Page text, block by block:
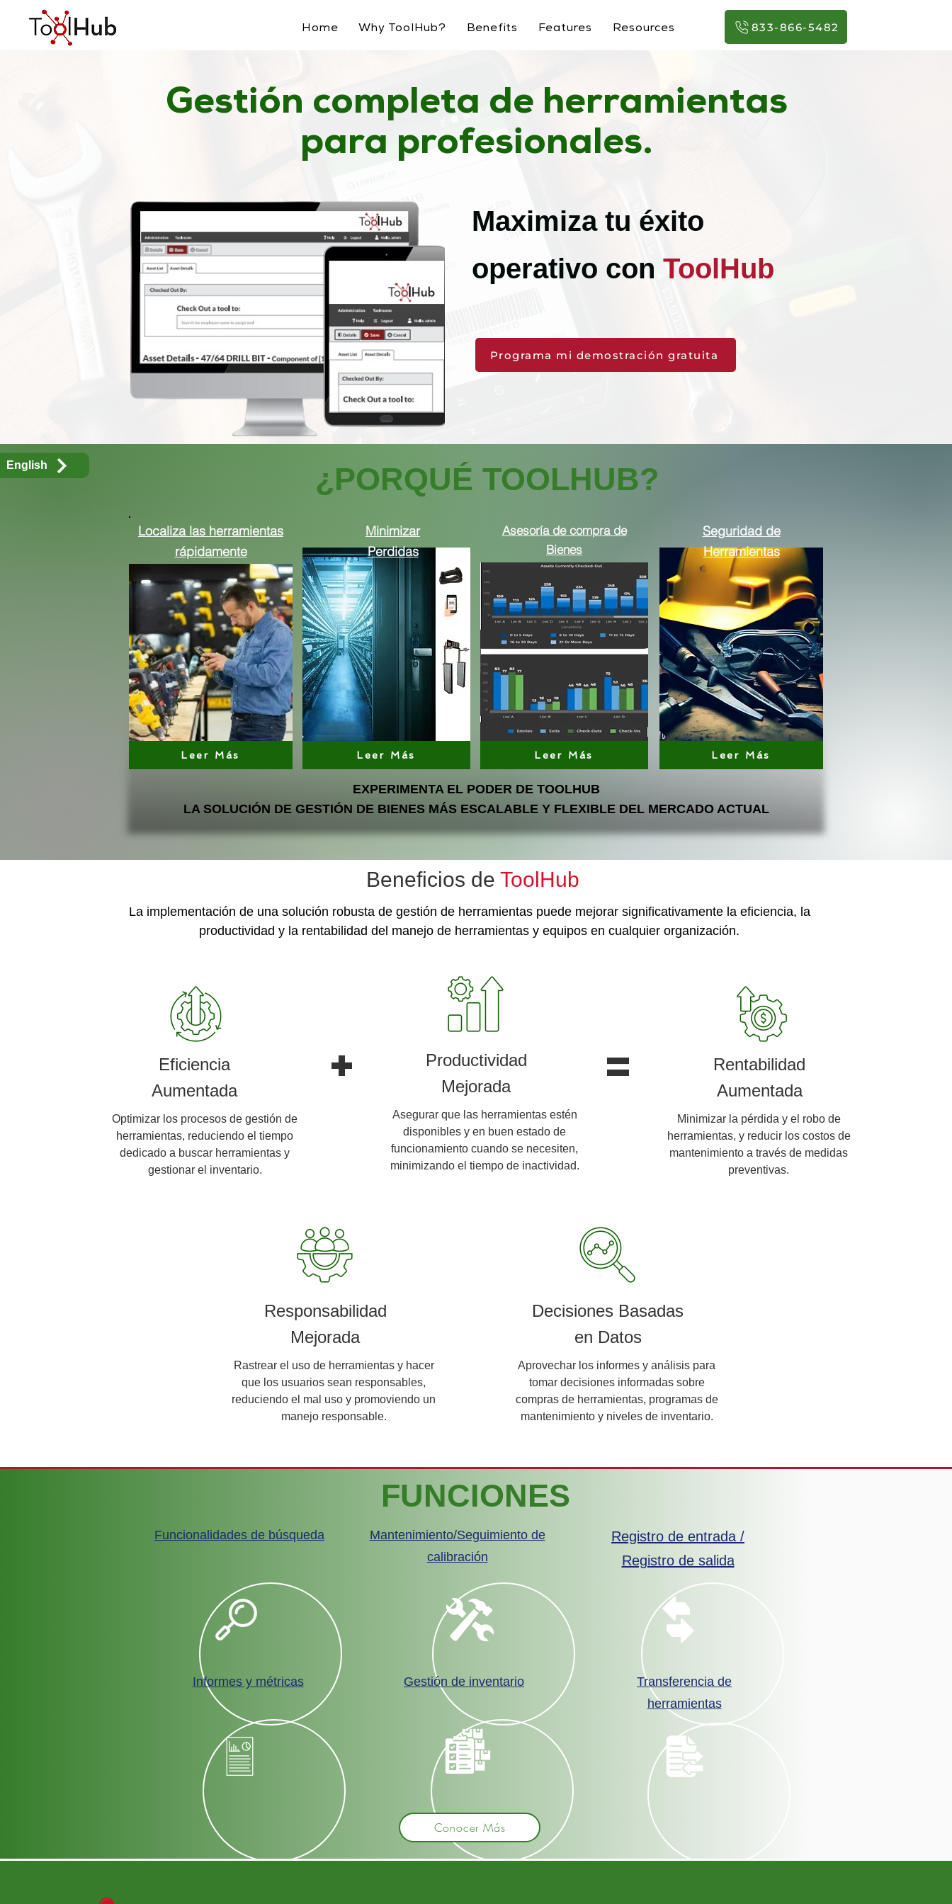
Home Why ToolHub? Benefits Features Resources 833-866-5482
Gestión completa de herramientas
para profesionales.
Maximiza tu éxito
operativo con ToolHub
Programa mi demostración gratuita
English ¿PORQUÉ TOOLHUB?
Leer Más Leer Más Leer Más Leer Más
EXPERIMENTA EL PODER DE TOOLHUB
LA SOLUCIÓN DE GESTIÓN DE BIENES MÁS ESCALABLE Y FLEXIBLE DEL MERCADO ACTUAL
Localiza las herramientas
rápidamente
Minimizar
Perdidas
Asesoría de compra de
Bienes
Seguridad de
Herramientas
Beneficios de ToolHub
La implementación de una solución robusta de gestión de herramientas puede mejorar significativamente la eficiencia, la
productividad y la rentabilidad del manejo de herramientas y equipos en cualquier organización.
Eficiencia
Aumentada
Optimizar los procesos de gestión de
herramientas, reduciendo el tiempo
dedicado a buscar herramientas y
gestionar el inventario.
Rentabilidad
Aumentada
Minimizar la pérdida y el robo de
herramientas, y reducir los costos de
mantenimiento a través de medidas
preventivas.
Productividad
Mejorada
Asegurar que las herramientas estén
disponibles y en buen estado de
funcionamiento cuando se necesiten,
minimizando el tiempo de inactividad.
+ =
Responsabilidad
Mejorada
Rastrear el uso de herramientas y hacer
que los usuarios sean responsables,
reduciendo el mal uso y promoviendo un
manejo responsable.
Decisiones Basadas
en Datos
Aprovechar los informes y análisis para
tomar decisiones informadas sobre
compras de herramientas, programas de
mantenimiento y niveles de inventario.
FUNCIONES
Funcionalidades de búsqueda
Informes y métricas
Mantenimiento/Seguimiento de
calibración
Gestión de inventario
Conocer Más
Registro de entrada /
Registro de salida
Transferencia de
herramientas